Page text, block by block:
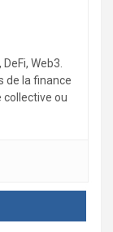
Web3.
de la finance
ou